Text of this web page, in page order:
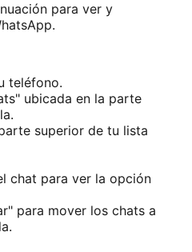
para ver y
teléfono.
ubicada en la parte
superior de tu lista
chat para ver la opción
para mover los chats a